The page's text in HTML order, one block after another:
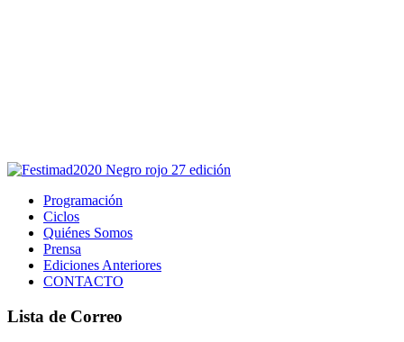
Programación
Ciclos
Quiénes Somos
Prensa
Ediciones Anteriores
CONTACTO
Lista de Correo